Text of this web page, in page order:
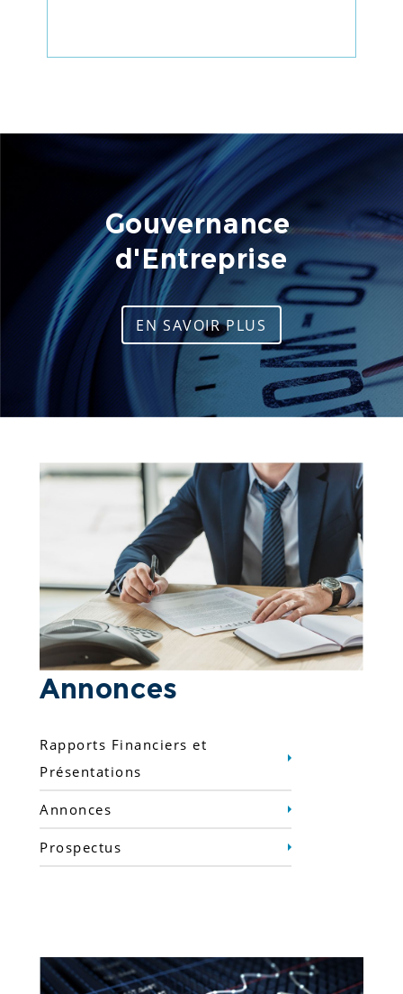
Gouvernance
d'Entreprise
EN SAVOIR PLUS
Annonces
Rapports Financiers et
Présentations
Annonces
Prospectus